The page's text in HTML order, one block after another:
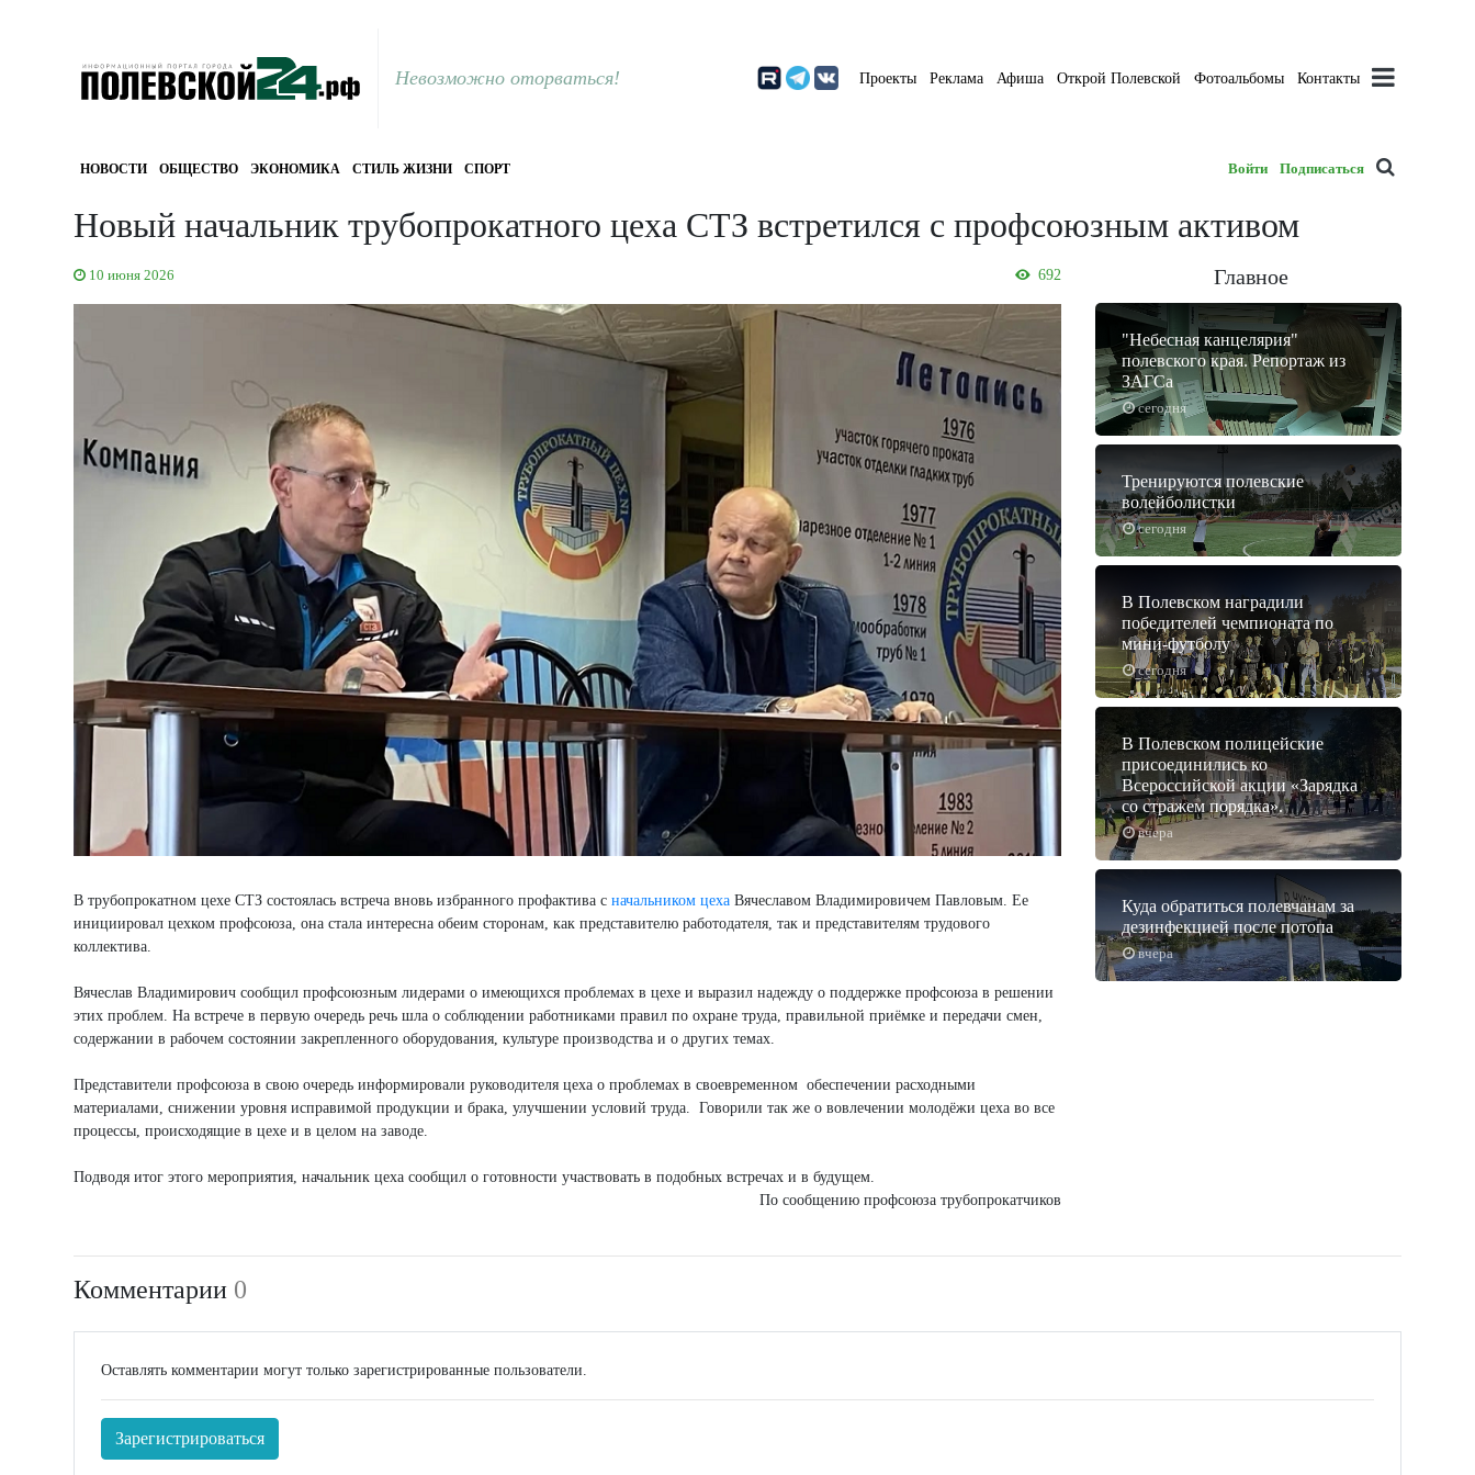
Невозможно оторваться! Проекты Реклама Афиша Открой Полевской Фотоальбомы Контакты
НОВОСТИ ОБЩЕСТВО ЭКОНОМИКА СТИЛЬ ЖИЗНИ СПОРТ Войти Подписаться
Новый начальник трубопрокатного цеха СТЗ встретился с профсоюзным активом
10 июня 2026 692
В трубопрокатном цехе СТЗ состоялась встреча вновь избранного профактива с начальником цеха Вячеславом Владимировичем Павловым. Ее
инициировал цехком профсоюза, она стала интересна обеим сторонам, как представителю работодателя, так и представителям трудового
коллектива.
Вячеслав Владимирович сообщил профсоюзным лидерами о имеющихся проблемах в цехе и выразил надежду о поддержке профсоюза в решении
этих проблем. На встрече в первую очередь речь шла о соблюдении работниками правил по охране труда, правильной приёмке и передачи смен,
содержании в рабочем состоянии закрепленного оборудования, культуре производства и о других темах.
Представители профсоюза в свою очередь информировали руководителя цеха о проблемах в своевременном обеспечении расходными
материалами, снижении уровня исправимой продукции и брака, улучшении условий труда. Говорили так же о вовлечении молодёжи цеха во все
процессы, происходящие в цехе и в целом на заводе.
Подводя итог этого мероприятия, начальник цеха сообщил о готовности участвовать в подобных встречах и в будущем.
По сообщению профсоюза трубопрокатчиков
Главное
сегодня
"Небесная канцелярия"
полевского края. Репортаж из
ЗАГСа
сегодня
Тренируются полевские
волейболистки
сегодня
В Полевском наградили
победителей чемпионата по
мини-футболу
вчера
В Полевском полицейские
присоединились ко
Всероссийской акции «Зарядка
со стражем порядка».
вчера
Куда обратиться полевчанам за
дезинфекцией после потопа
Комментарии 0
Оставлять комментарии могут только зарегистрированные пользователи.
Зарегистрироваться